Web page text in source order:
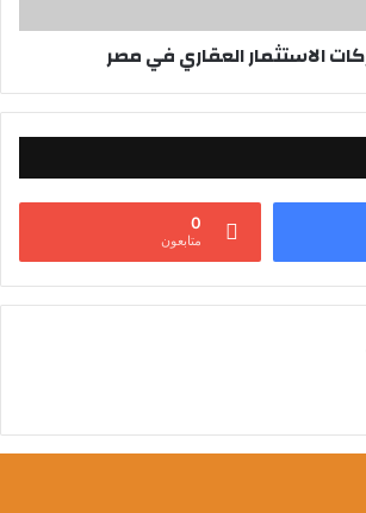
الاستثمار العقاري في مصر
0
متابعون